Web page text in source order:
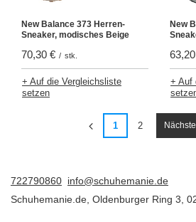
New Balance 373 Herren-
Sneaker, modisches Beige
70,30 € / stk.
+ Auf die Vergleichsliste
setzen
New
+ Auf
1 2
722790860 info@schuhemanie.de
Schuhemanie.de Oldenburger Ring 3